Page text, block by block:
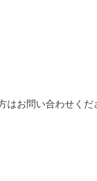
はお問い合わせくだ